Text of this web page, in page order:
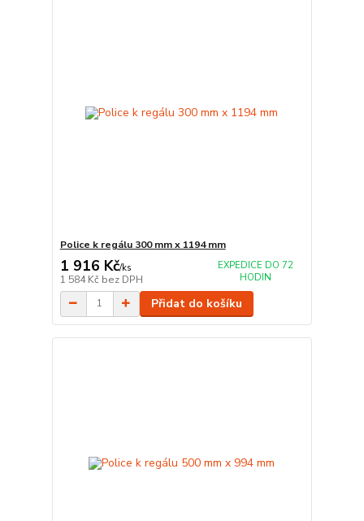
Police k regálu 300 mm x 1194 mm
1 916 Kč/ks
1 584 Kč bez DPH
EXPEDICE DO 72
HODIN
Přidat do košíku